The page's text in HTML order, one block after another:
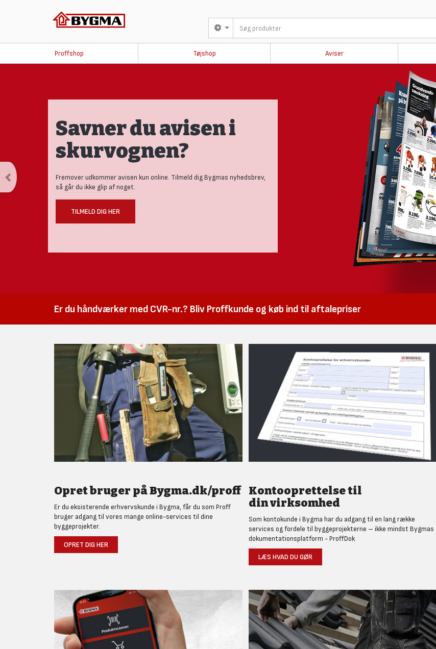
Proffshop Tøjshop Aviser
Savner du avisen i
skurvognen?
Fremover udkommer avisen kun online. Tilmeld dig Bygmas nyhedsbrev,
så går du ikke glip af noget.
TILMELD DIG HER
Er du håndværker med CVR-nr.? Bliv Proffkunde og køb ind til aftalepriser
Opret bruger på Bygma.dk/proff
Er du eksisterende erhvervskunde i Bygma, får du som Proff
bruger adgang til vores mange online-services til dine
byggeprojekter.
OPRET DIG HER
Kontooprettelse til
din virksomhed
Som kontokunde i Bygma har du adgang til en lang række
services og fordele til byggeprojekterne – ikke mindst Bygmas
dokumentationsplatform - ProffDok
LÆS HVAD DU GØR